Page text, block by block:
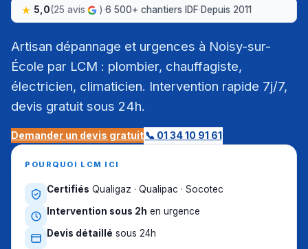
5,0(25 avis )·6 500+ chantiers IDF·Depuis 2011
Artisan dépannage et urgences à Noisy-sur-
École par LCM : plombier, chauffagiste,
électricien, climaticien. Intervention rapide 7j/7,
devis gratuit sous 24h.
Demander un devis gratuit📞 01 34 10 91 61
POURQUOI LCM ICI
Certifiés Qualigaz · Qualipac · Socotec
Intervention sous 2h en urgence
Devis détaillé sous 24h